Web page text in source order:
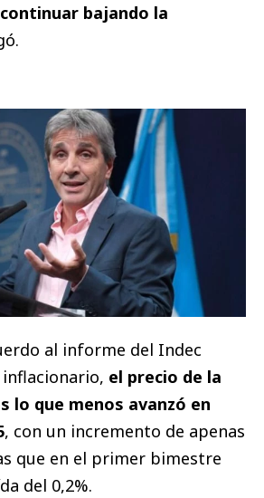
bajando la
al informe del Indec
el precio de la
lo que menos avanzó en
, con un incremento de apenas
que en el primer bimestre
del 0,2%.